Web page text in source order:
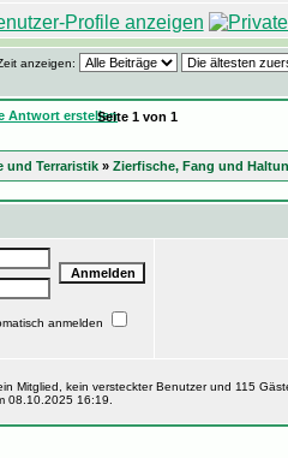
anzeigen:
Seite 1 von 1
und Terraristik » Zierfische, Fang und
anmelden
Mitglied, kein versteckter Benutzer und 115
08.10.2025 16:19.